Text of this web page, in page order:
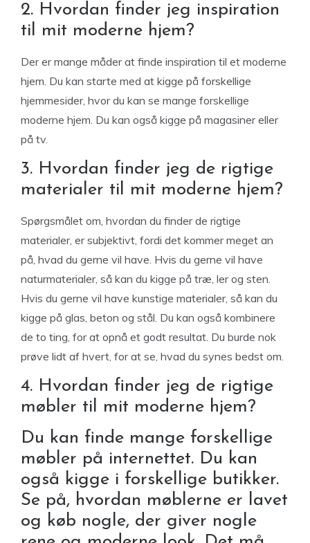
2. Hvordan finder jeg inspiration
til mit moderne hjem?
Der er mange måder at finde inspiration til et moderne
hjem. Du kan starte med at kigge på forskellige
hjemmesider, hvor du kan se mange forskellige
moderne hjem. Du kan også kigge på magasiner eller
på tv.
3. Hvordan finder jeg de rigtige
materialer til mit moderne hjem?
Spørgsmålet om, hvordan du finder de rigtige
materialer, er subjektivt, fordi det kommer meget an
på, hvad du gerne vil have. Hvis du gerne vil have
naturmaterialer, så kan du kigge på træ, ler og sten.
Hvis du gerne vil have kunstige materialer, så kan du
kigge på glas, beton og stål. Du kan også kombinere
de to ting, for at opnå et godt resultat. Du burde nok
prøve lidt af hvert, for at se, hvad du synes bedst om.
4. Hvordan finder jeg de rigtige
møbler til mit moderne hjem?
Du kan finde mange forskellige
møbler på internettet. Du kan
også kigge i forskellige butikker.
Se på, hvordan møblerne er lavet
og køb nogle, der giver nogle